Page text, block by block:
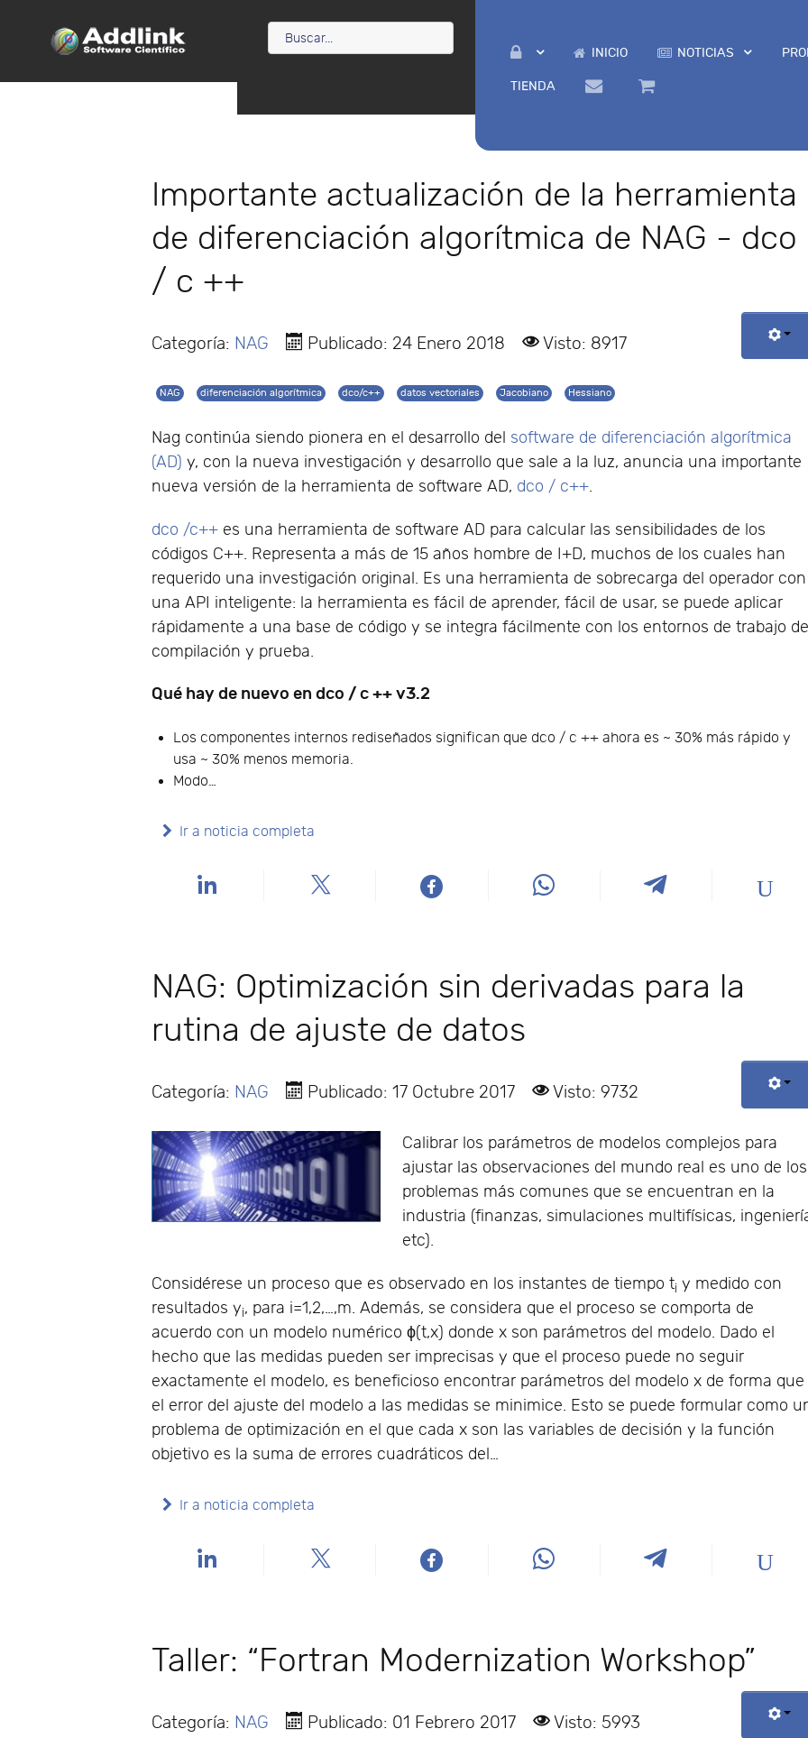
INICIO NOTICIAS
TIENDA
Importante actualización de la herramienta
de diferenciación algorítmica de NAG - dco
/ c ++
Categoría: NAG Publicado: 24 Enero 2018 Visto: 8917
NAG diferenciación algorítmica dco/c++ datos vectoriales Jacobiano Hessiano
Nag continúa siendo pionera en el desarrollo del software de diferenciación algorítmica
(AD) y, con la nueva investigación y desarrollo que sale a la luz, anuncia una importante
nueva versión de la herramienta de software AD, dco / c++.
dco /c++ es una herramienta de software AD para calcular las sensibilidades de los
códigos C++. Representa a más de 15 años hombre de I+D, muchos de los cuales han
requerido una investigación original. Es una herramienta de sobrecarga del operador con
una API inteligente: la herramienta es fácil de aprender, fácil de usar, se puede aplicar
rápidamente a una base de código y se integra fácilmente con los entornos de trabajo
compilación y prueba.
Qué hay de nuevo en dco / c ++ v3.2
Los componentes internos rediseñados significan que dco / c ++ ahora es ~ 30% más rápido y
usa ~ 30% menos memoria.
Modo…
Ir a noticia completa
NAG: Optimización sin derivadas para la
rutina de ajuste de datos
Categoría: NAG Publicado: 17 Octubre 2017 Visto: 9732
Calibrar los parámetros de modelos complejos para
ajustar las observaciones del mundo real es uno de los
problemas más comunes que se encuentran en la
industria (finanzas, simulaciones multifísicas,
etc).
Considérese un proceso que es observado en los instantes de tiempo ti y medido con
resultados yi, para i=1,2,…,m. Además, se considera que el proceso se comporta de
acuerdo con un modelo numérico ϕ(t,x) donde x son parámetros del modelo. Dado el
hecho que las medidas pueden ser imprecisas y que el proceso puede no seguir
exactamente el modelo, es beneficioso encontrar parámetros del modelo x de forma que
el error del ajuste del modelo a las medidas se minimice. Esto se puede formular como
problema de optimización en el que cada x son las variables de decisión y la función
objetivo es la suma de errores cuadráticos del…
Ir a noticia completa
Taller: “Fortran Modernization Workshop”
Categoría: NAG Publicado: 01 Febrero 2017 Visto: 5993